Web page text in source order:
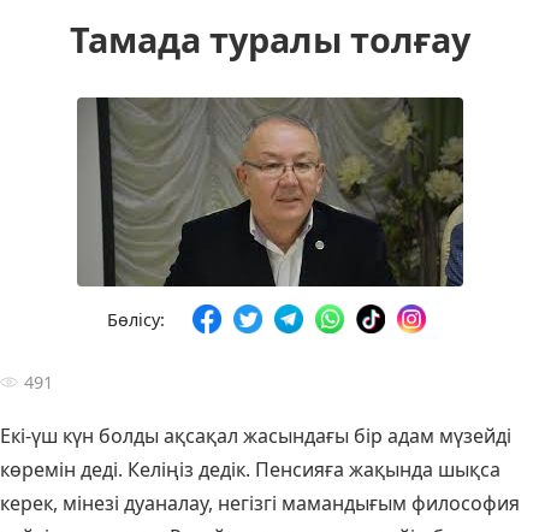
Тамада туралы толғау
Бөлісу:
491
Екі-үш күн болды ақсақал жасындағы бір адам мүзейді
көремін деді. Келіңіз дедік. Пенсияға жақында шықса
керек, мінезі дуаналау, негізгі мамандығым философия